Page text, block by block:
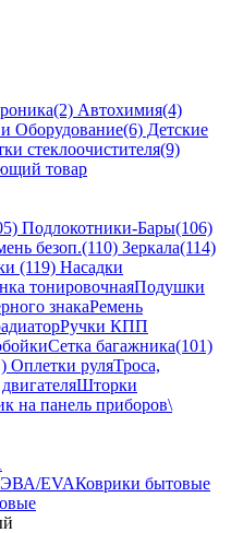
(2) Автохимия(4)
Оборудование(6) Детские
стеклоочистителя(9)
товар
Подлокотники-Бары(106)
безоп.(110) Зеркала(114)
(119) Насадки
тонировочнаяПодушки
знакаРемень
Ручки КПП
Сетка багажника(101)
Оплетки руляТроса,
Шторки
на панель приборов\
ЭВА/EVAКоврики бытовые